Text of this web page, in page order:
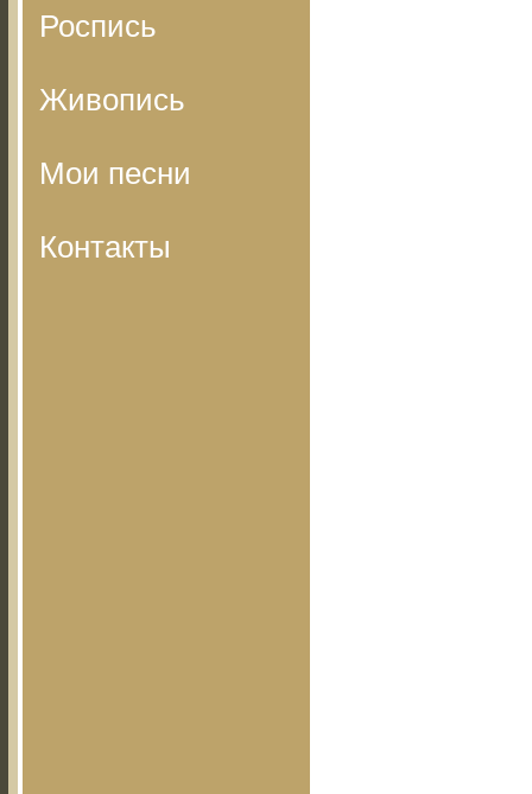
Роспись
Живопись
Мои песни
Контакты